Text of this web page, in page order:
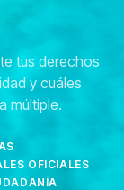
tus derechos
y cuáles
múltiple.
OFICIALES